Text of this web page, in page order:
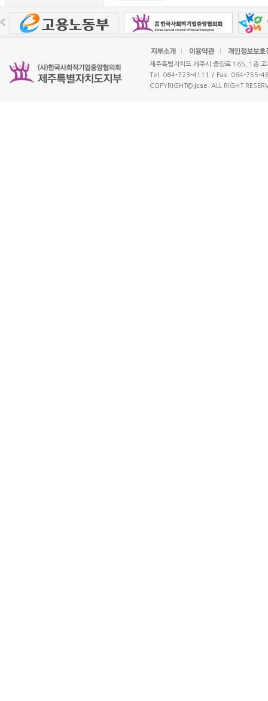
제주특별자치도 제주시 중앙로 165, 1층
Tel. 064-723-4111 / Fax. 064-755-
COPYRIGHT© jcse . ALL RIGHT